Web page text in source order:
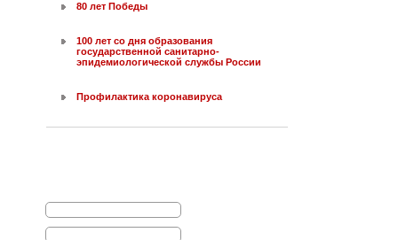
80 лет Победы
100 лет со дня образования
государственной санитарно-
эпидемиологической службы России
Профилактика коронавируса